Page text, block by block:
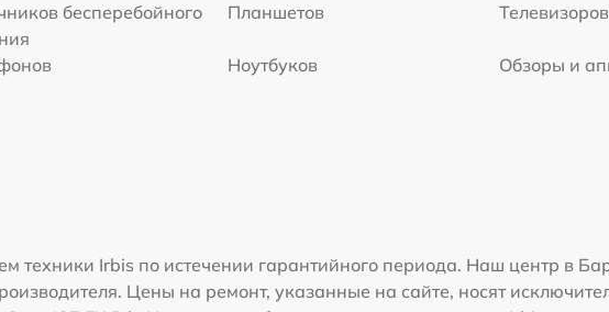
бесперебойного
Планшетов Телевизоров
Ноутбуков Обзоры и
Irbis по истечении гарантийного периода. Наш центр в
Цены на ремонт, указанные на сайте, носят